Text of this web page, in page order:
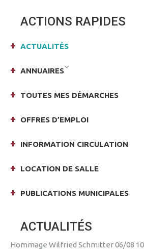
ACTIONS RAPIDES
ACTUALITÉS
ANNUAIRES
TOUTES MES DÉMARCHES
OFFRES D’EMPLOI
INFORMATION CIRCULATION
LOCATION DE SALLE
PUBLICATIONS MUNICIPALES
ACTUALITÉS
Hommage Wilfried Schmitter 06/08